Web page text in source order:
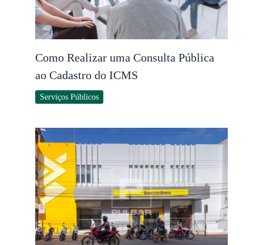
Como Realizar uma Consulta Pública
ao Cadastro do ICMS
Serviços Públicos